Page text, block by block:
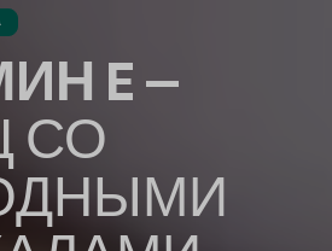
E –
СО